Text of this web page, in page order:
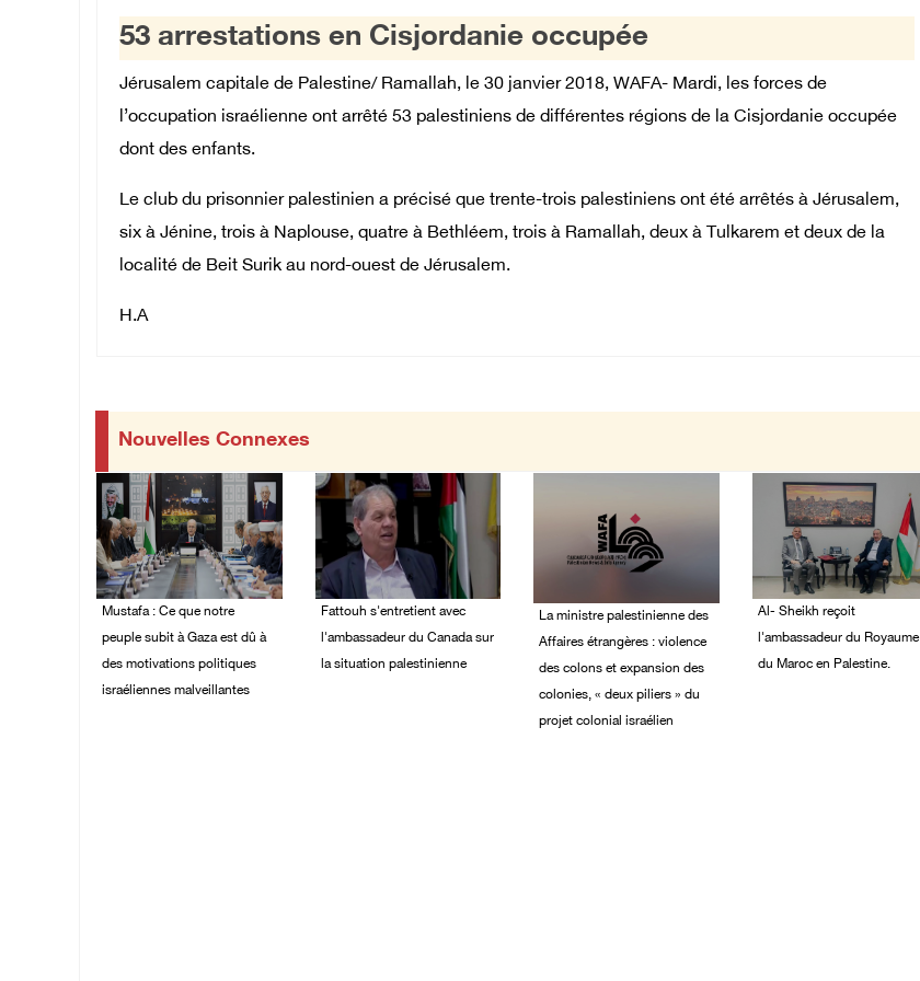
53 arrestations en Cisjordanie occupée
Jérusalem capitale de Palestine/ Ramallah, le 30 janvier 2018, WAFA- Mardi, les forces de
l’occupation israélienne ont arrêté 53 palestiniens de différentes régions de la Cisjordanie occupée
dont des enfants.
Le club du prisonnier palestinien a précisé que trente-trois palestiniens ont été arrêtés à Jérusalem,
six à Jénine, trois à Naplouse, quatre à Bethléem, trois à Ramallah, deux à Tulkarem et deux de la
localité de Beit Surik au nord-ouest de Jérusalem.
H.A
Nouvelles Connexes
Mustafa : Ce que notre
peuple subit à Gaza est dû à
des motivations politiques
israéliennes malveillantes
Fattouh s'entretient avec
l'ambassadeur du Canada sur
la situation palestinienne
La ministre palestinienne des
Affaires étrangères : violence
des colons et expansion des
colonies, « deux piliers » du
projet colonial israélien
Al- Sheikh reçoit
l'ambassadeur du Royaume
du Maroc en Palestine.